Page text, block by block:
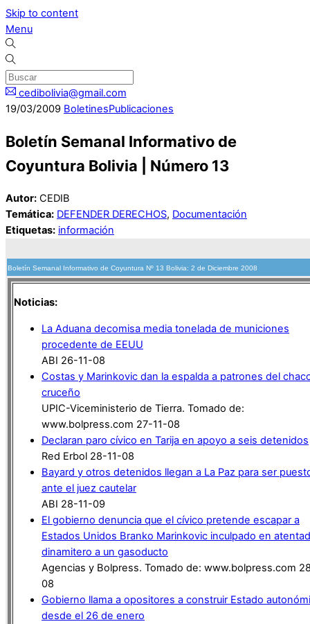
Skip to content
Menu
cedibolivia@gmail.com
19/03/2009 BoletinesPublicaciones
Boletín Semanal Informativo de
Coyuntura Bolivia | Número 13
Autor: CEDIB
Temática: DEFENDER DERECHOS, Documentación
Etiquetas: información
Boletín Semanal Informativo de Coyuntura Nº 13 Bolivia: 2 de Diciembre 2008
Noticias:
La Aduana decomisa media tonelada de municiones
procedente de EEUU
ABI 26-11-08
Costas y Marinkovic dan la espalda a patrones del
cruceño
UPIC-Viceministerio de Tierra. Tomado de:
www.bolpress.com 27-11-08
Declaran paro cívico en Tarija en apoyo a seis detenidos
Red Erbol 28-11-08
Bayard y otros detenidos llegan a La Paz para ser
ante el juez cautelar
ABI 28-11-09
El gobierno denuncia que el cívico pretende escapar a
Estados Unidos Branko Marinkovic inculpado en
dinamitero a un gasoducto
Agencias y Bolpress. Tomado de: www.bolpress.com
08
Gobierno llama a opositores a construir Estado
desde el 26 de enero